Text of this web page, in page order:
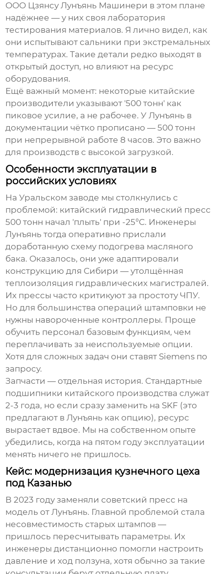
ООО Цзянсу Лунъянь Машинери в этом плане
надёжнее — у них своя лаборатория
тестирования материалов. Я лично видел, как
они испытывают сальники при экстремальных
температурах. Такие детали редко выходят в
открытый доступ, но влияют на ресурс
оборудования.
Ещё важный момент: некоторые китайские
производители указывают '500 тонн' как
пиковое усилие, а не рабочее. У Лунъянь в
документации чётко прописано — 500 тонн
при непрерывной работе 8 часов. Это важно
для производств с высокой загрузкой.
Особенности эксплуатации в
российских условиях
На Уральском заводе мы столкнулись с
проблемой: китайский гидравлический пресс
500 тонн начал 'плыть' при -25°C. Инженеры
Лунъянь тогда оперативно прислали
доработанную схему подогрева масляного
бака. Оказалось, они уже адаптировали
конструкцию для Сибири — утолщённая
теплоизоляция гидравлических магистралей.
Их прессы часто критикуют за простоту ЧПУ.
Но для большинства операций штамповки не
нужны навороченные контроллеры. Проще
обучить персонал базовым функциям, чем
переплачивать за неиспользуемые опции.
Хотя для сложных задач они ставят Siemens по
запросу.
Запчасти — отдельная история. Стандартные
подшипники китайского производства служат
2-3 года, но если сразу заменить на SKF (это
предлагают в Лунъянь как опцию), ресурс
вырастает вдвое. Мы на собственном опыте
убедились, когда на пятом году эксплуатации
менять ничего не пришлось.
Кейс: модернизация кузнечного цеха
под Казанью
В 2023 году заменяли советский пресс на
модель от Лунъянь. Главной проблемой стала
несовместимость старых штампов —
пришлось пересчитывать параметры. Их
инженеры дистанционно помогли настроить
давление и ход ползуна, хотя обычно за такие